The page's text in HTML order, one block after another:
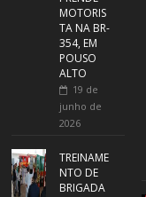
MOTORIS
TA NA BR-
354, EM
POUSO
ALTO
19 de
junho de
2026
TREINAME
NTO DE
BRIGADA